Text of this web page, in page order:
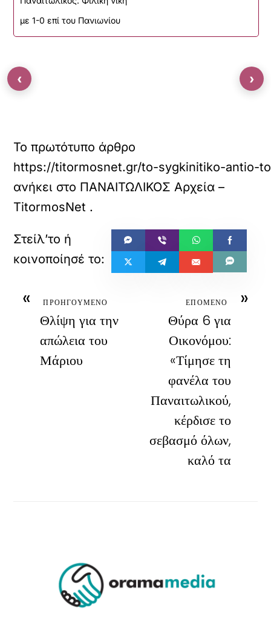
με 1-0 επί του Πανιωνίου
Το πρωτότυπο άρθρο
https://titormosnet.gr/to-sygkinitiko-antio-
ανήκει στο ΠΑΝΑΙΤΩΛΙΚΟΣ Αρχεία –
TitormosNet .
« ΠΡΟΗΓΟΥΜΕΝΟ
Θλίψη για την
απώλεια του
Μάριου
»
ΕΠΟΜΕΝΟ
Θύρα 6 για
Οικονόμου:
«Τίμησε τη
φανέλα του
Παναιτωλικού,
κέρδισε το
σεβασμό όλων,
καλό τα
‹ ›